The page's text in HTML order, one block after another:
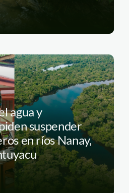
agua y
suspender
en ríos Nanay,